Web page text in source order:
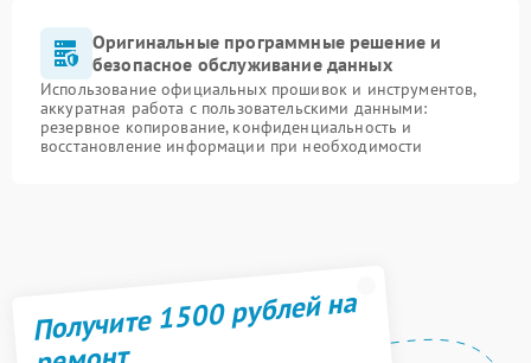
Оригинальные программные решение и
безопасное обслуживание данных
Использование официальных прошивок и инструментов,
аккуратная работа с пользовательскими данными:
резервное копирование, конфиденциальность и
восстановление информации при необходимости
Получите 1500 рублей на